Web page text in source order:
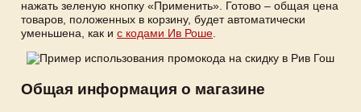
нажать зеленую кнопку «Применить». Готово – общая цена
товаров, положенных в корзину, будет автоматически
уменьшена, как и с кодами Ив Роше
Общая информация о магазине